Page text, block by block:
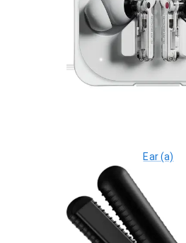
Ear (a)